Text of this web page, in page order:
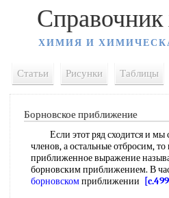
Справочник
ХИМИЯ И
Статьи Рисунки Таблицы
Борновское приближение
Если этот ряд сходится и мы
членов, а остальные отбросим,
приближенное выражение
борновским приближением. В
борновскомприближении